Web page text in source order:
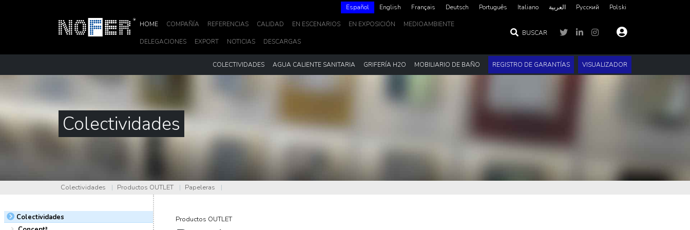
Español English Français Deutsch Português Italiano العربية‏ Русский Polski
HOME COMPAÑÍA REFERENCIAS CALIDAD EN ESCENARIOS EN EXPOSICIÓN MEDIOAMBIENTE
DELEGACIONES EXPORT NOTICIAS DESCARGAS
BUSCAR
COLECTIVIDADES AGUA CALIENTE SANITARIA GRIFERÍA H2O MOBILIARIO DE BAÑO REGISTRO DE GARANTÍAS VISUALIZADOR
Colectividades
Colectividades | Productos OUTLET | Papeleras |
Colectividades
Productos OUTLET